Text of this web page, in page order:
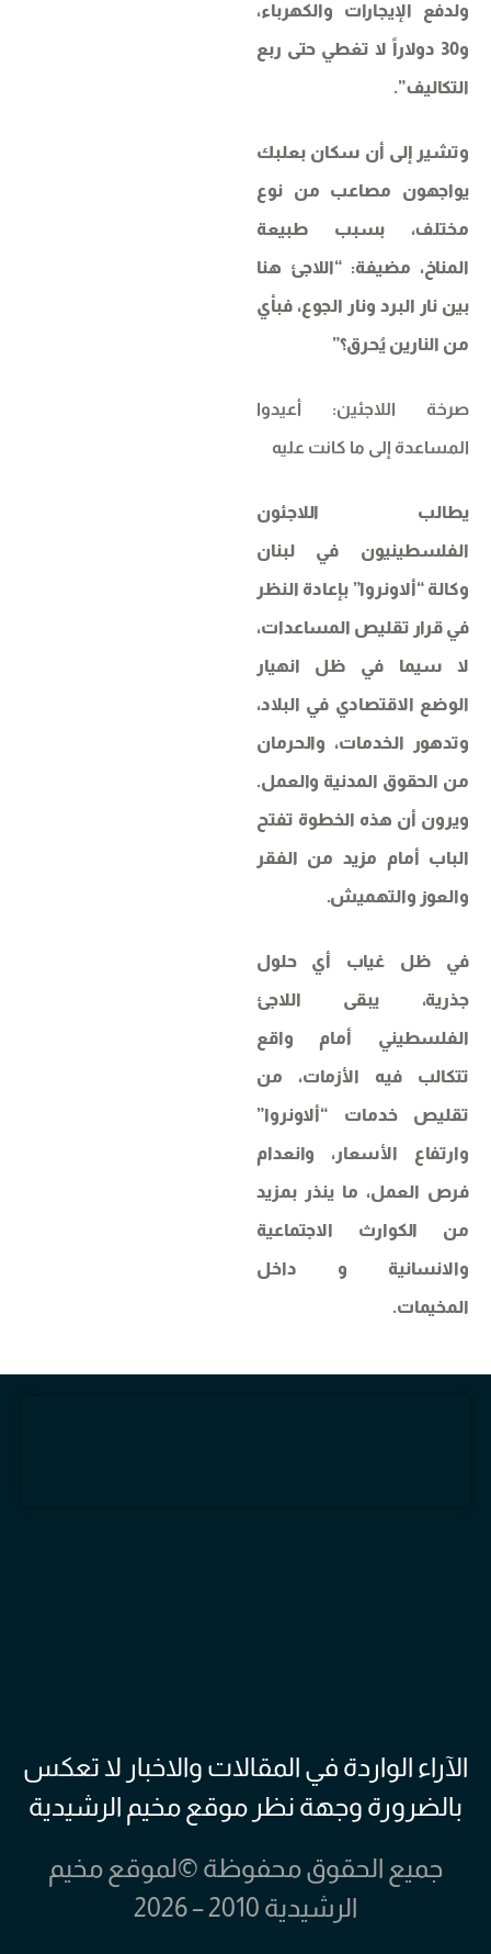
ولدفع الإيجارات والكهرباء،
و30 دولاراً لا تغطي حتى ربع
التكاليف”.
وتشير إلى أن سكان بعلبك
يواجهون مصاعب من نوع
مختلف، بسبب طبيعة
المناخ، مضيفة: “اللاجئ هنا
بين نار البرد ونار الجوع، فبأي
من النارين يُحرق؟”
صرخة اللاجئين: أعيدوا
المساعدة إلى ما كانت عليه
يطالب اللاجئون
الفلسطينيون في لبنان
وكالة “ألاونروا” بإعادة النظر
في قرار تقليص المساعدات،
لا سيما في ظل انهيار
الوضع الاقتصادي في البلاد،
وتدهور الخدمات، والحرمان
من الحقوق المدنية والعمل.
ويرون أن هذه الخطوة تفتح
الباب أمام مزيد من الفقر
والعوز والتهميش.
في ظل غياب أي حلول
جذرية، يبقى اللاجئ
الفلسطيني أمام واقع
تتكالب فيه الأزمات، من
تقليص خدمات “ألاونروا”
وارتفاع الأسعار، وانعدام
فرص العمل، ما ينذر بمزيد
من الكوارث الاجتماعية
والانسانية و داخل
المخيمات.
الآراء الواردة في المقالات والاخبار لا تعكس
بالضرورة وجهة نظر موقع مخيم الرشيدية
جميع الحقوق محفوظة ©لموقع مخيم
الرشيدية 2010 – 2026